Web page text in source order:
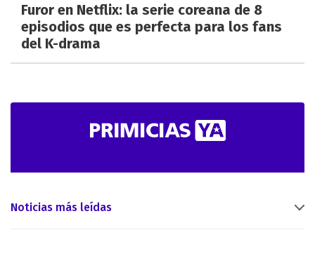
Furor en Netflix: la serie coreana de 8
episodios que es perfecta para los fans
del K-drama
Noticias más leídas